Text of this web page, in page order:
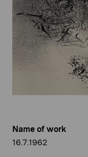
Name of work
16.7.1962